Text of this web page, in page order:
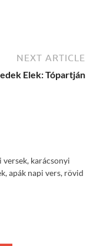
NEXT ARTICLE
Elek: Tópartján
versek, karácsonyi
apák napi vers, rövid